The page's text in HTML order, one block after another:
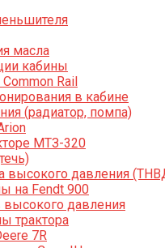
масла
кабины
Rail
в кабине
(радиатор, помпа)
МТЗ-320
высокого давления
на Fendt 900
давления
трактора
7R